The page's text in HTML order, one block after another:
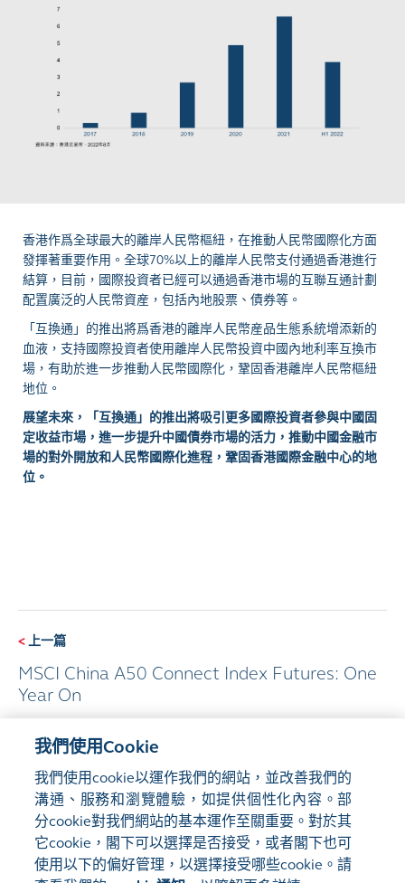
香港作爲全球最大的離岸人民幣樞紐，在推動人民幣國際化方面
發揮著重要作用。全球70%以上的離岸人民幣支付通過香港進行
結算，目前，國際投資者已經可以通過香港市場的互聯互通計劃
配置廣泛的人民幣資産，包括內地股票、債券等。
「互換通」的推出將爲香港的離岸人民幣産品生態系統增添新的
血液，支持國際投資者使用離岸人民幣投資中國內地利率互換市
場，有助於進一步推動人民幣國際化，鞏固香港離岸人民幣樞紐
地位。
展望未來，「互換通」的推出將吸引更多國際投資者參與中國固
定收益市場，進一步提升中國債券市場的活力，推動中國金融市
場的對外開放和人民幣國際化進程，鞏固香港國際金融中心的地
位。
<上一篇
MSCI China A50 Connect Index Futures: One
Year On
香港交易所出席2022未來投資大會
我們使用Cookie
我們使用cookie以運作我們的網站，並改善我們的
溝通、服務和瀏覽體驗，如提供個性化內容。部
分cookie對我們網站的基本運作至關重要。對於其
它cookie，閣下可以選擇是否接受，或者閣下也可
使用以下的偏好管理，以選擇接受哪些cookie。請